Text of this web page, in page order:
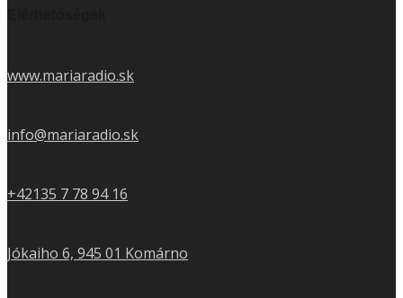
www.mariaradio.sk
info@mariaradio.sk
+42135 7 78 94 16
Jókaiho 6, 945 01 Komárno